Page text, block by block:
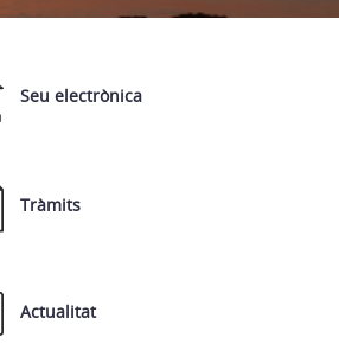
Seu electrònica
Tràmits
Actualitat